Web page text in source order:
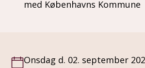
med Københavns Kommune
Onsdag d. 02. september